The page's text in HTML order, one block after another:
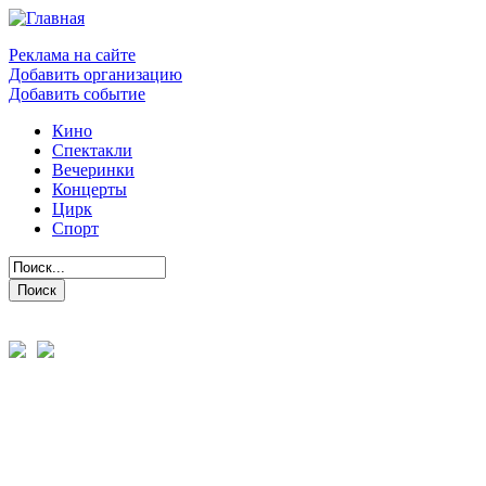
Реклама на сайте
Добавить организацию
Добавить событие
Кино
Спектакли
Вечеринки
Концерты
Цирк
Спорт